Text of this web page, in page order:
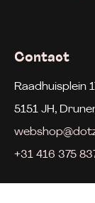
Contact
Raadhuisplein
5151 JH,
+31 416 375